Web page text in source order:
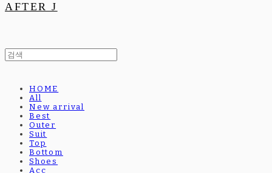
AFTER J
HOME
All
New arrival
Best
Outer
Suit
Top
Bottom
Shoes
Acc